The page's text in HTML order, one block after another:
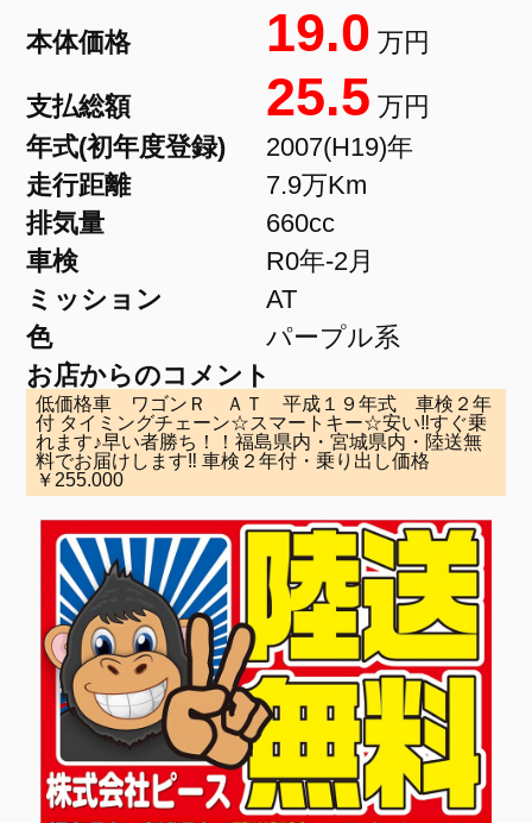
本体価格 19.0 万円
支払総額 25.5 万円
年式(初年度登録)
2007(H19)年
走行距離
7.9万Km
排気量
660cc
車検
R0年-2月
ミッション
AT
色
パープル系
お店からのコメント
低価格車 ワゴンＲ ＡＴ 平成１９年式 車検２年
付 タイミングチェーン☆スマートキー☆安い‼すぐ乗
れます♪早い者勝ち！！福島県内・宮城県内・陸送無
料でお届けします‼ 車検２年付・乗り出し価格
￥255.000